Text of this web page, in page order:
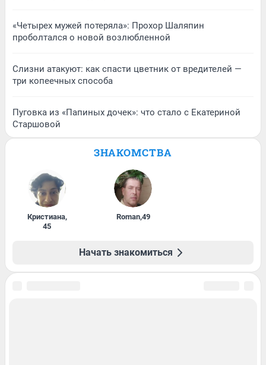
«Четырех мужей потеряла»: Прохор Шаляпин
проболтался о новой возлюбленной
Слизни атакуют: как спасти цветник от вредителей —
три копеечных способа
Пуговка из «Папиных дочек»: что стало с Екатериной
Старшовой
ЗНАКОМСТВА
Кристиана,
45
Roman,49
Начать знакомиться